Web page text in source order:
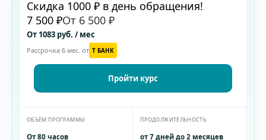
Скидка 1000 ₽ в день обращения!
7 500 ₽От 6 500 ₽
От 1083 руб. / мес
Рассрочка 6 мес. от T БАНК
Пройти курс
ОБЪЁМ ПРОГРАММЫ
От 80 часов
ПРОДОЛЖИТЕЛЬНОСТЬ
от 7 дней до 2 месяцев